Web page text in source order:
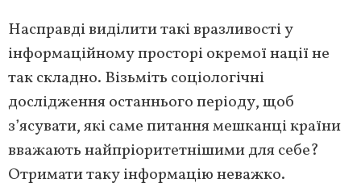
Насправді виділити такі вразливості у
інформаційному просторі окремої нації не
так складно. Візьміть соціологічні
дослідження останнього періоду, щоб
з’ясувати, які саме питання мешканці країни
вважають найпріоритетнішими для себе?
Отримати таку інформацію неважко.